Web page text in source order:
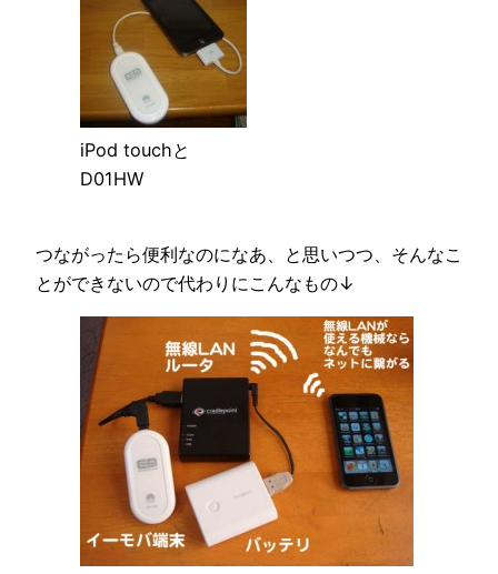
iPod touchと
D01HW
つながったら便利なのになあ、と思いつつ、そんなこ
とができないので代わりにこんなもの↓